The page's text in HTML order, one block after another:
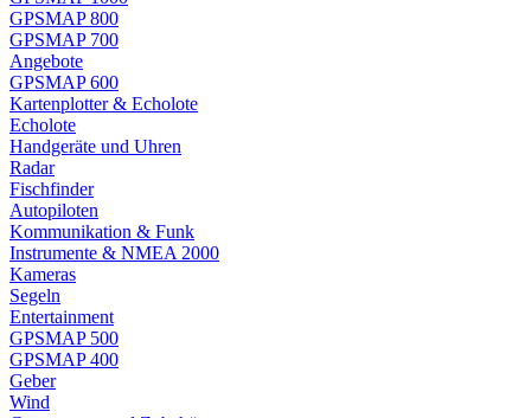
GPSMAP 800
GPSMAP 700
Angebote
GPSMAP 600
Kartenplotter & Echolote
Echolote
Handgeräte und Uhren
Radar
Fischfinder
Autopiloten
Kommunikation & Funk
Instrumente & NMEA 2000
Kameras
Segeln
Entertainment
GPSMAP 500
GPSMAP 400
Geber
Wind